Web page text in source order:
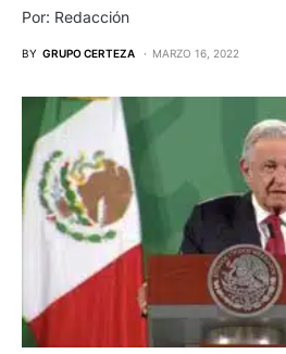
Por: Redacción
BY GRUPO CERTEZA MARZO 16, 2022